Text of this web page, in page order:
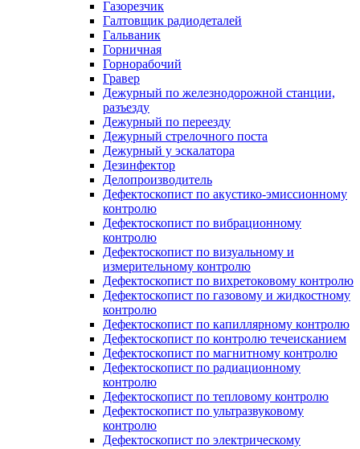
Газорезчик
Галтовщик радиодеталей
Гальваник
Горничная
Горнорабочий
Гравер
Дежурный по железнодорожной станции,
разъезду
Дежурный по переезду
Дежурный стрелочного поста
Дежурный у эскалатора
Дезинфектор
Делопроизводитель
Дефектоскопист по акустико-эмиссионному
контролю
Дефектоскопист по вибрационному
контролю
Дефектоскопист по визуальному и
измерительному контролю
Дефектоскопист по вихретоковому контролю
Дефектоскопист по газовому и жидкостному
контролю
Дефектоскопист по капиллярному контролю
Дефектоскопист по контролю течеисканием
Дефектоскопист по магнитному контролю
Дефектоскопист по радиационному
контролю
Дефектоскопист по тепловому контролю
Дефектоскопист по ультразвуковому
контролю
Дефектоскопист по электрическому